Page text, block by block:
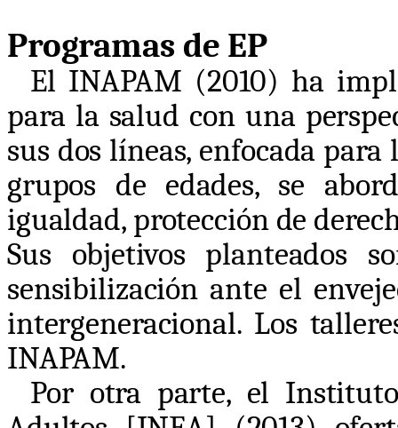
Programas de EP
El INAPAM (2010) ha
para la salud con una
sus dos líneas, enfocada
grupos de edades, se
igualdad, protección de
Sus objetivos planteados
sensibilización ante el
intergeneracional. Los
INAPAM.
Por otra parte, el